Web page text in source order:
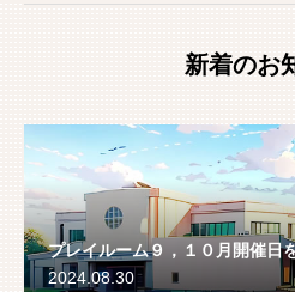
新着のお
プレイルーム９，１０月開催日
2024.08.30